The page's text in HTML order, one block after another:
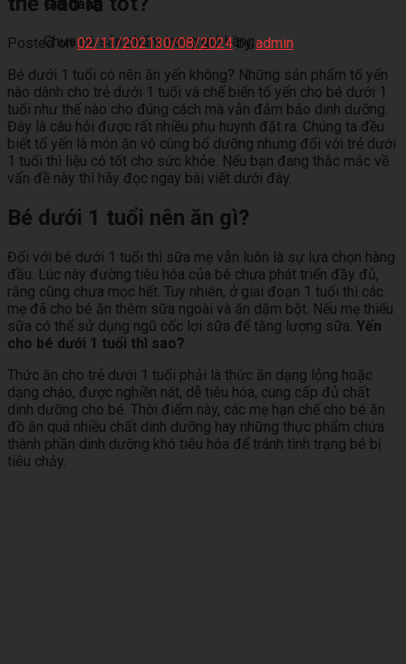
Giỏ hàng
Chưa có sản phẩm trong giỏ hàng.
Posted on02/11/202130/08/2024byadmin
Bé dưới 1 tuổi có nên ăn yến không? Những sản phẩm tổ yến
nào dành cho trẻ dưới 1 tuổi và chế biến tổ yến cho bé dưới 1
tuổi như thế nào cho đúng cách mà vẫn đảm bảo dinh dưỡng.
Đây là câu hỏi được rất nhiều phụ huynh đặt ra. Chúng ta đều
biết tổ yến là món ăn vô cùng bổ dưỡng nhưng đối với trẻ dưới
1 tuổi thì liệu có tốt cho sức khỏe. Nếu bạn đang thắc mắc về
vấn đề này thì hãy đọc ngay bài viết dưới đây.
Bé dưới 1 tuổi nên ăn gì?
Đối với bé dưới 1 tuổi thì sữa mẹ vẫn luôn là sự lựa chọn hàng
đầu. Lúc này đường tiêu hóa của bé chưa phát triển đầy đủ,
răng cũng chưa mọc hết. Tuy nhiên, ở giai đoạn 1 tuổi thì các
mẹ đã cho bé ăn thêm sữa ngoài và ăn dặm bột. Nếu mẹ thiếu
sữa có thể sử dụng ngũ cốc lợi sữa để tăng lượng sữa. Yến
cho bé dưới 1 tuổi thì sao?
Thức ăn cho trẻ dưới 1 tuổi phải là thức ăn dạng lỏng hoặc
dạng cháo, được nghiền nát, dễ tiêu hóa, cung cấp đủ chất
dinh dưỡng cho bé. Thời điểm này, các mẹ hạn chế cho bé ăn
đồ ăn quá nhiều chất dinh dưỡng hay những thực phẩm chứa
thành phần dinh dưỡng khó tiêu hóa để tránh tình trạng bé bị
tiêu chảy.